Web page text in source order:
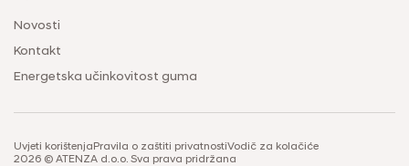
Novosti
Kontakt
Energetska učinkovitost guma
Uvjeti korištenja Pravila o zaštiti privatnostiVodič za kolačiće
2026 © ATENZA d.o.o. Sva prava pridržana